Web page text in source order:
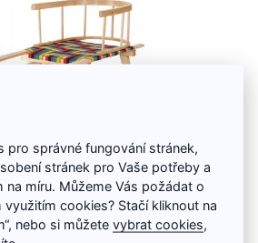
bukové sáňky 90 cm
z kvalitního bukového dřeva určené pro
je podbita kovovým pásem pro lepší
pro správné fungování stránek,
stránek pro Vaše potřeby a
na míru. Můžeme Vás požádat o
cookies? Stačí kliknout na
nebo si můžetevybrat cookies,